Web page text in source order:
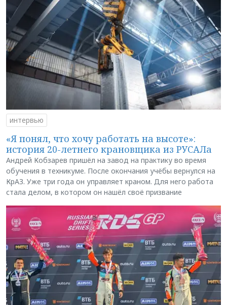
интервью
«Я понял, что хочу работать на высоте»:
история 20-летнего крановщика из РУСАЛа
Андрей Кобзарев пришёл на завод на практику во время
обучения в техникуме. После окончания учёбы вернулся на
КрАЗ. Уже три года он управляет краном. Для него работа
стала делом, в котором он нашёл своё призвание